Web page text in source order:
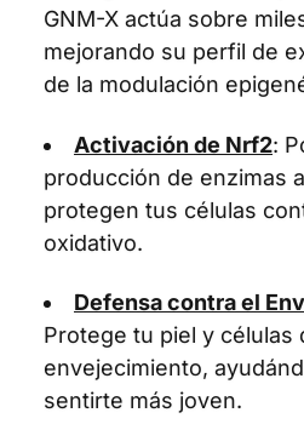
GNM-X actúa sobre
mejorando su perfil de
de la modulación
Activación de Nrf2:
producción de enzimas
protegen tus células
oxidativo.
Defensa contra el
Protege tu piel y células
envejecimiento,
sentirte más joven.